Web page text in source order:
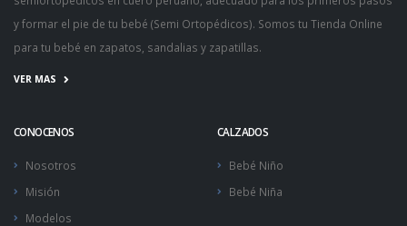
y formar el pie de tu bebé (Semi Ortopédicos). Somos tu Tienda Online
para tu bebé en zapatos, sandalias y zapatillas.
VER MAS
CONOCENOS
Nosotros
Misión
Modelos
CALZADOS
Bebé Niño
Bebé Niña